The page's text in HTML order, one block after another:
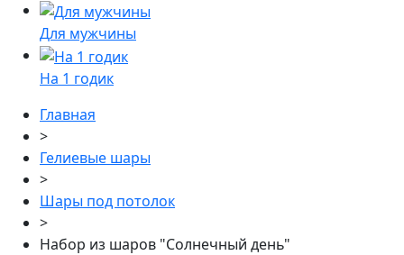
Для мужчины
На 1 годик
Главная
>
Гелиевые шары
>
Шары под потолок
>
Набор из шаров "Солнечный день"